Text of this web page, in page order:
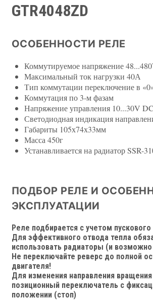
GTR4048ZD
ОСОБЕННОСТИ РЕЛЕ
Коммутируемое напряжение
Максимальный ток нагрузки 40А
Тип коммутации переключение в
Коммутация по 3-м фазам
Напряжение управления 10...30V DC
Светодиодная индикация
Габариты 105х74х33мм
Масса 450г
Устанавливается на радиатор SSR-
ПОДБОР РЕЛЕ И
ЭКСПЛУАТАЦИИ
Реле подбирается с учетом
Для эффективного отвода тепла
использовать радиаторы (и
Не переключайте реверс до полной
двигателя!
Для изменения направления вращения
позиционный переключатель с
положении (стоп)